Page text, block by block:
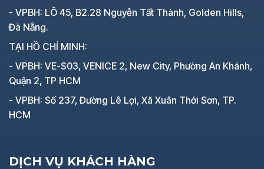
- VPBH: LÔ 45, B2.28 Nguyễn Tất Thành, Golden Hills,
Đà Nẵng.
TẠI HỒ CHÍ MINH:
- VPBH: VE-S03, VENICE 2, New City, Phường An Khánh,
Quận 2, TP HCM
- VPBH: Số 237, Đường Lê Lợi, Xã Xuân Thới Sơn, TP.
HCM
DỊCH VỤ KHÁCH HÀNG